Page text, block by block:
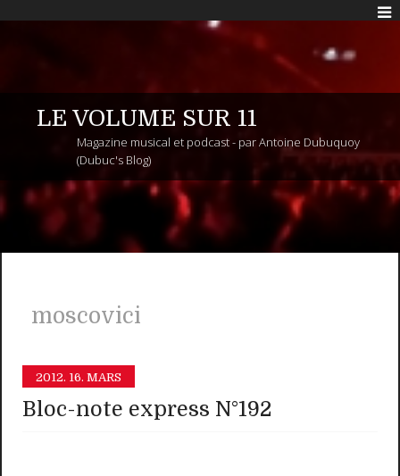
LE VOLUME SUR 11
Magazine musical et podcast - par Antoine Dubuquoy
(Dubuc's Blog)
moscovici
2012. 16. MARS
Bloc-note express N°192